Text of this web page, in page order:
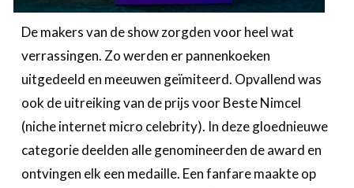
De makers van de show zorgden voor heel wat
verrassingen. Zo werden er pannenkoeken
uitgedeeld en meeuwen geïmiteerd. Opvallend was
ook de uitreiking van de prijs voor Beste Nimcel
(niche internet micro celebrity). In deze gloednieuwe
categorie deelden alle genomineerden de award en
ontvingen elk een medaille. Een fanfare maakte op